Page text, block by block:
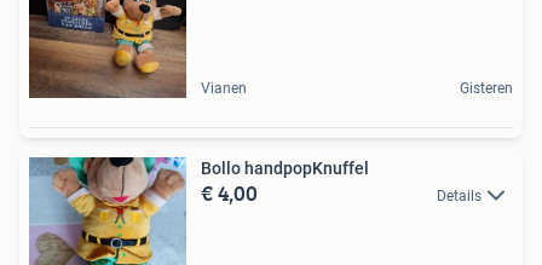
Vianen Gisteren
Bollo handpopKnuffel
€ 4,00 Details